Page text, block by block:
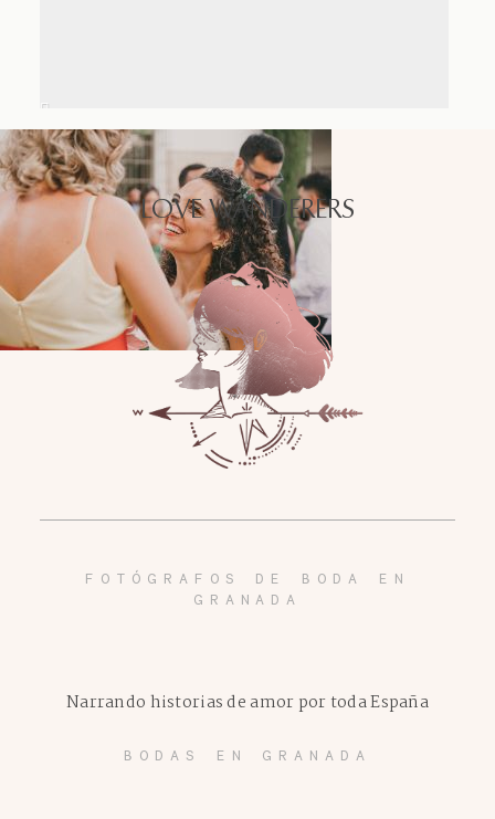
LOVE WANDERERS
FOTÓGRAFOS DE BODA EN
GRANADA
BODAS EN GRANADA
Narrando historias de amor por toda España